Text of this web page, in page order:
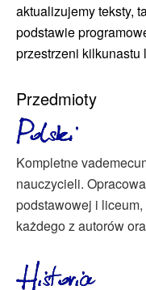
aktualizujemy teksty,
podstawie
przestrzeni kilkunastu
Przedmioty
Kompletne
nauczycieli.
podstawowej i
każdego z autorów